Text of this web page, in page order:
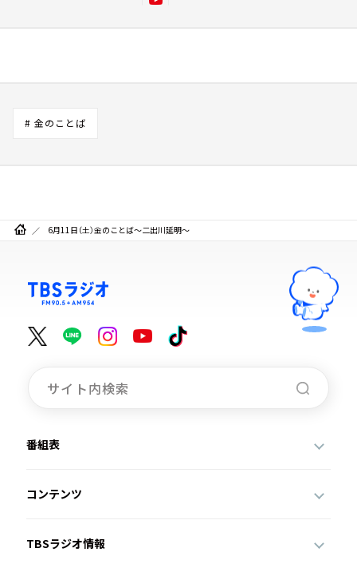
# 金のことば
6月11日（土）金のことば～二出川延明～
番組表
コンテンツ
TBSラジオ情報